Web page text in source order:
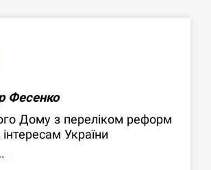
Фесенко
Дому з переліком реформ
інтересам України